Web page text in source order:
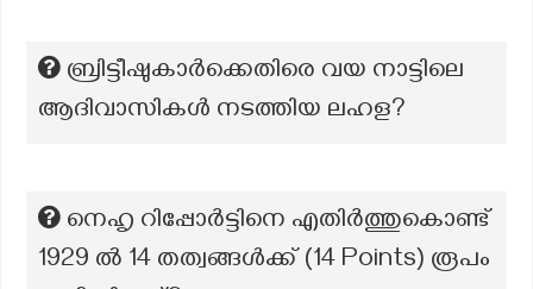
ബ്രിട്ടീഷുകാർക്കെതിരെ വയ നാട്ടിലെ
ആദിവാസികൾ നടത്തിയ ലഹള?
നെഹൃ റിപ്പോർട്ടിനെ എതിർത്തുകൊണ്ട്
1929 ൽ 14 തത്വങ്ങൾക്ക് (14 Points) രൂപം